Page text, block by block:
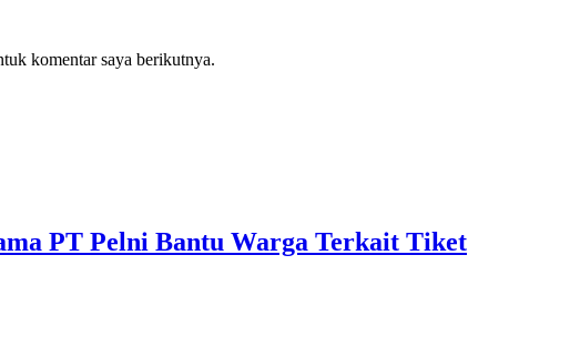
komentar saya berikutnya.
PT Pelni Bantu Warga Terkait Tiket